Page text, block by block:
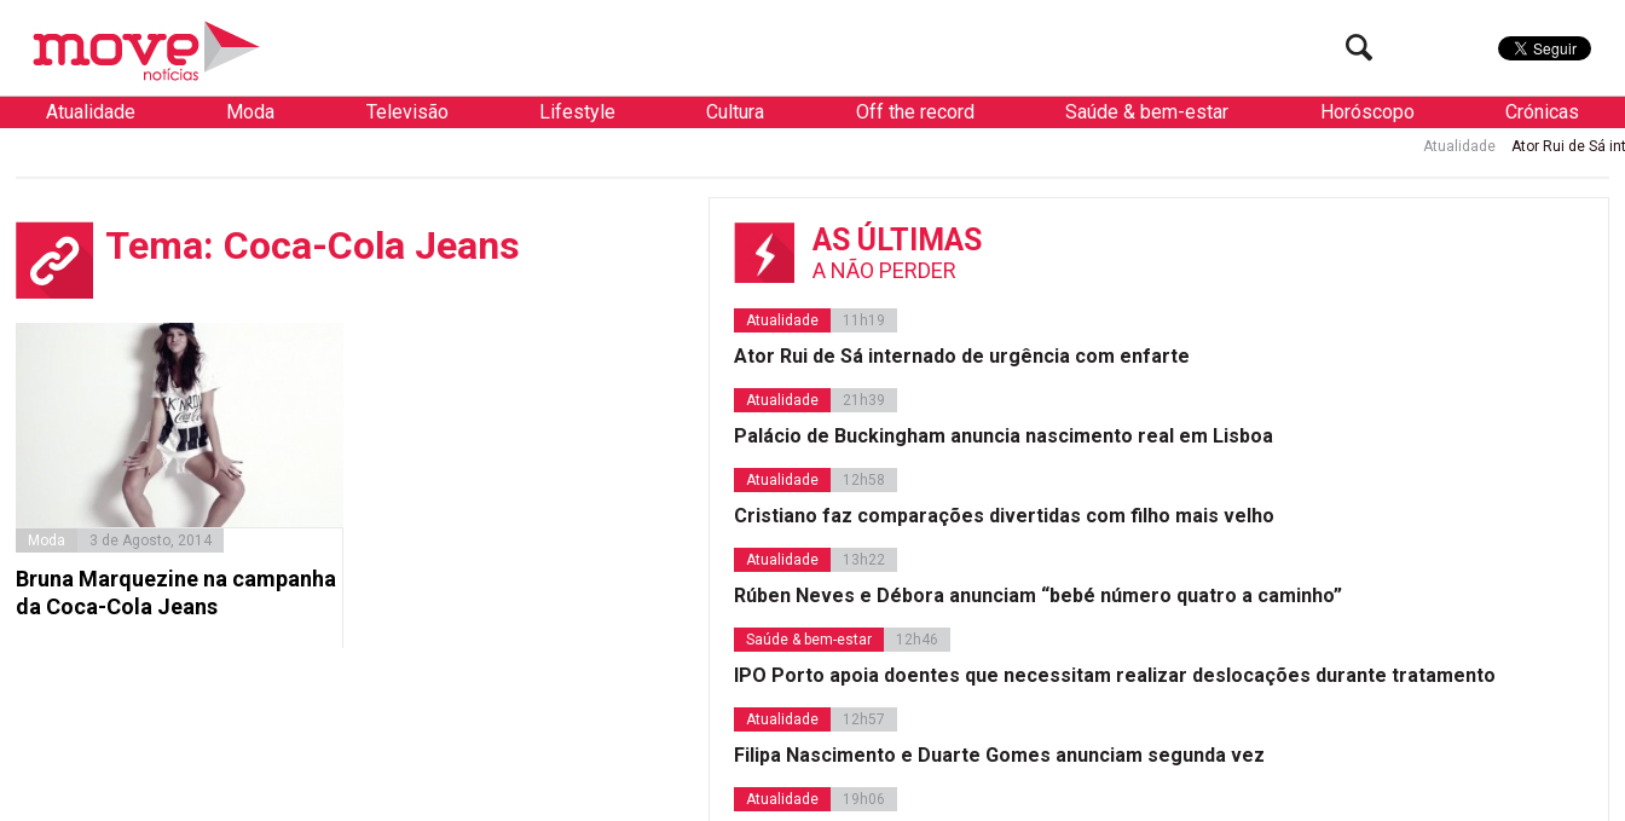
Atualidade Moda Televisão Lifestyle Cultura Off the record Saúde & bem-estar Horóscopo Crónicas
Atualidade Ator Rui de Sá
Tema: Coca-Cola Jeans
Moda 3 de Agosto, 2014
Bruna Marquezine na campanha
da Coca-Cola Jeans
AS ÚLTIMAS
A NÃO PERDER
Atualidade 11h19
Ator Rui de Sá internado de urgência com enfarte
Atualidade 21h39
Palácio de Buckingham anuncia nascimento real em Lisboa
Atualidade 12h58
Cristiano faz comparações divertidas com filho mais velho
Atualidade 13h22
Rúben Neves e Débora anunciam “bebé número quatro a caminho”
Saúde & bem-estar 12h46
IPO Porto apoia doentes que necessitam realizar deslocações durante tratamento
Atualidade 12h57
Filipa Nascimento e Duarte Gomes anunciam segunda vez
Atualidade 19h06